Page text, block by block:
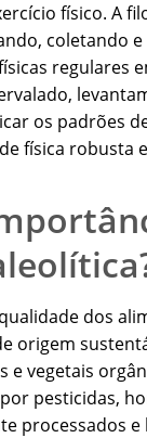
físico. A
coletando
regulares
os padrões
física robusta
dos
origem
e vegetais
pesticidas,
processados